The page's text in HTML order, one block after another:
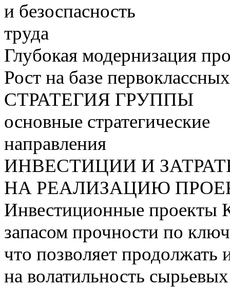
и безоспасность
труда
Глубокая модернизация
Рост на базе
СТРАТЕГИЯ ГРУППЫ
основные стратегические
направления
ИНВЕСТИЦИИ И
НА РЕАЛИЗАЦИЮ
Инвестиционные проекты
запасом прочности по
что позволяет продолжать
на волатильность